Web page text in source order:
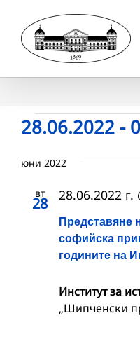
content
Събития
28.06.2022 -
date.
юни 2022
вт
28
Представяне
софийска
годините на
28.06.2022 г.
Институт за
„Шипченски